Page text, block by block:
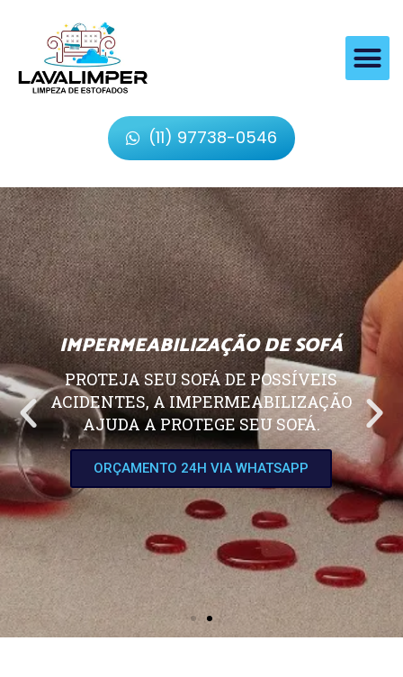
(11) 97738-0546
IMPERMEABILIZAÇÃO DE SOFÁ
PROTEJA SEU SOFÁ DE POSSÍVEIS
ACIDENTES, A IMPERMEABILIZAÇÃO
AJUDA A PROTEGE SEU SOFÁ.
ORÇAMENTO 24H VIA WHATSAPP